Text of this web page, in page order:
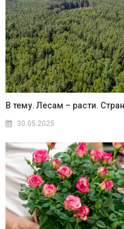
В тему. Лесам – расти.
30.05.2025